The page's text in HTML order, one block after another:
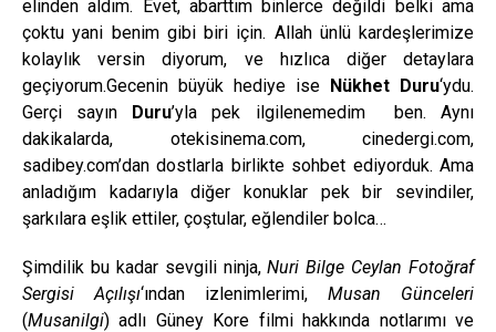
elinden aldım. Evet, abarttım binlerce değildi belki ama
çoktu yani benim gibi biri için. Allah ünlü kardeşlerimize
kolaylık versin diyorum, ve hızlıca diğer detaylara
geçiyorum.Gecenin büyük hediye ise Nükhet Duru‘ydu.
Gerçi sayın Duru’yla pek ilgilenemedim ben. Aynı
dakikalarda, otekisinema.com, cinedergi.com,
sadibey.com’dan dostlarla birlikte sohbet ediyorduk. Ama
anladığım kadarıyla diğer konuklar pek bir sevindiler,
şarkılara eşlik ettiler, çoştular, eğlendiler bolca…
Şimdilik bu kadar sevgili ninja,Nuri Bilge Ceylan Fotoğraf
Sergisi Açılışı‘ından izlenimlerimi, Musan Günceleri
(Musanilgi) adlı Güney Kore filmi hakkında notlarımı ve